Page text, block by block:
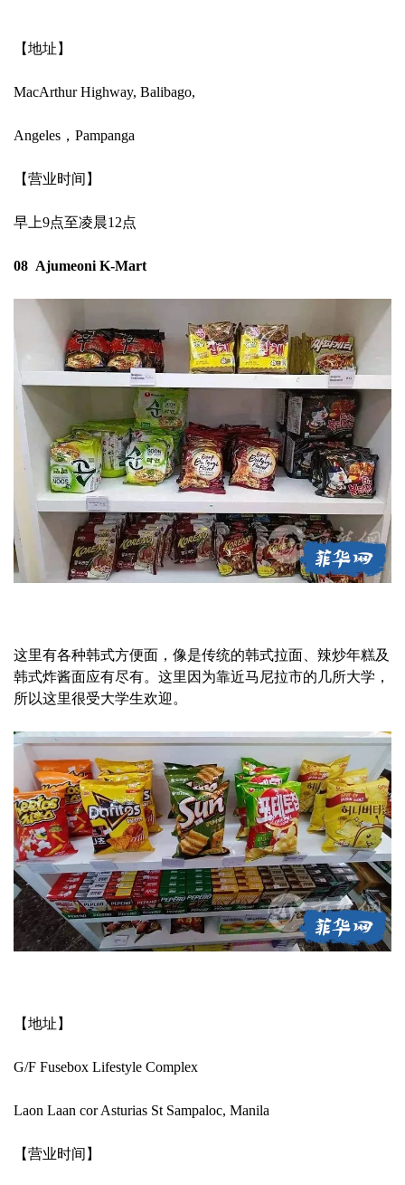
【地址】
MacArthur Highway, Balibago,
Angeles，Pampanga
【营业时间】
早上9点至凌晨12点
08 Ajumeoni K-Mart
这里有各种韩式方便面，像是传统的韩式拉面、辣炒年糕及
韩式炸酱面应有尽有。这里因为靠近马尼拉市的几所大学，
所以这里很受大学生欢迎。
【地址】
G/F Fusebox Lifestyle Complex
Laon Laan cor Asturias St Sampaloc, Manila
【营业时间】